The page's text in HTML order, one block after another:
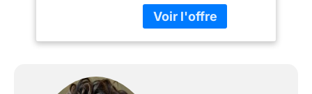
Fenêtre de numérotation:
Verre minéral Cadran: